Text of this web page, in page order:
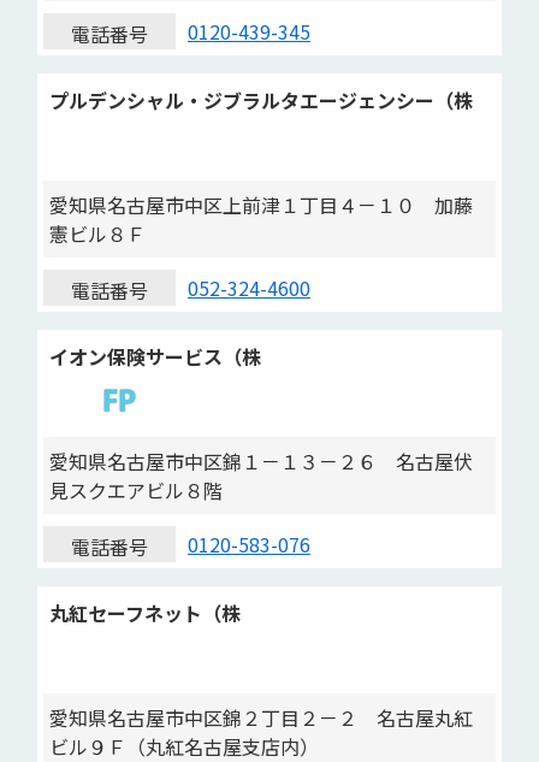
電話番号
0120-439-345
プルデンシャル・ジブラルタエージェンシー（株
愛知県名古屋市中区上前津１丁目４－１０ 加藤
憲ビル８Ｆ
電話番号
052-324-4600
イオン保険サービス（株
愛知県名古屋市中区錦１－１３－２６ 名古屋伏
見スクエアビル８階
電話番号
0120-583-076
丸紅セーフネット（株
愛知県名古屋市中区錦２丁目２－２ 名古屋丸紅
ビル９Ｆ（丸紅名古屋支店内）